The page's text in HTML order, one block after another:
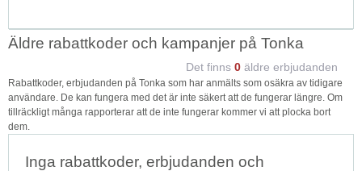
Äldre rabattkoder och kampanjer på Tonka
Det finns 0 äldre erbjudanden
Rabattkoder, erbjudanden på Tonka som har anmälts som osäkra av tidigare
användare. De kan fungera med det är inte säkert att de fungerar längre. Om
tillräckligt många rapporterar att de inte fungerar kommer vi att plocka bort
dem.
Inga rabattkoder, erbjudanden och